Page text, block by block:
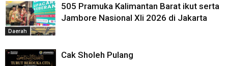
Daerah
505 Pramuka Kalimantan Barat ikut serta
Jambore Nasional XIi 2026 di Jakarta
Cak Sholeh Pulang